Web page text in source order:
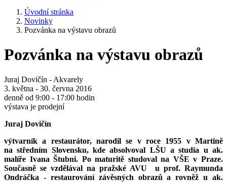
Úvodní stránka
Novinky
Pozvánka na výstavu obrazů
Pozvánka na výstavu obrazů
Juraj Dovičín - Akvarely
3. května - 30. června 2016
denně od 9:00 - 17:00 hodin
výstava je prodejní
Juraj Dovičín
výtvarník a restaurátor, narodil se v roce 1955 v Martině
na středním Slovensku, kde absolvoval LŠU a studia u ak.
malíře Ivana Štubni. Po maturitě studoval na VŠE v Praze.
Současně se vzdělával na pražské AVU u prof. Raymunda
Ondráčka - restaurování závěsných obrazů a rovněž u ak.